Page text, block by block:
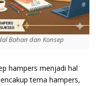
Bahan dan Konsep
hampers menjadi hal
tema hampers,